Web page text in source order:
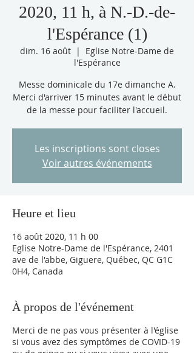
2020, 11 h, à N.-D.-de-
l'Espérance (1)
dim. 16 août
  |
Eglise Notre-Dame de
l'Espérance
Messe dominicale du 17e dimanche A.
Merci d'arriver 15 minutes avant le début
de la messe pour faciliter l'accueil.
Les inscriptions sont closes
Voir autres événements
Heure et lieu
16 août 2020, 11 h 00
Eglise Notre-Dame de l'Espérance, 2401
ave de l'abbe, Giguere, Québec, QC G1C
0H4, Canada
À propos de l'événement
Merci de ne pas vous présenter à l'église
si vous avez des symptômes de COVID-19